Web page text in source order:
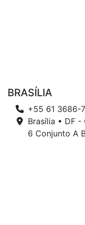
BRASÍLIA
+55 61 3686-
Brasília • DF -
6 Conjunto A